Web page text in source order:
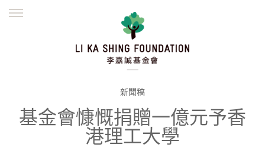
並肩同行
繁體
新聞稿
基金會慷慨捐贈一億元予香
港理工大學